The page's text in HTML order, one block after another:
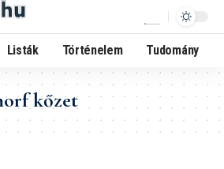
Listák Történelem Tudomány
kőzet